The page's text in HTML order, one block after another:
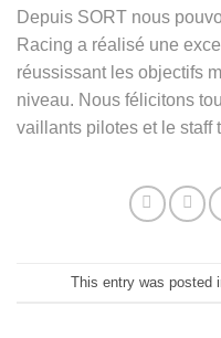
Depuis SORT nous
Racing a réalisé une
réussissant les objectifs
niveau. Nous félicitons
vaillants pilotes et le staff
This entry was posted